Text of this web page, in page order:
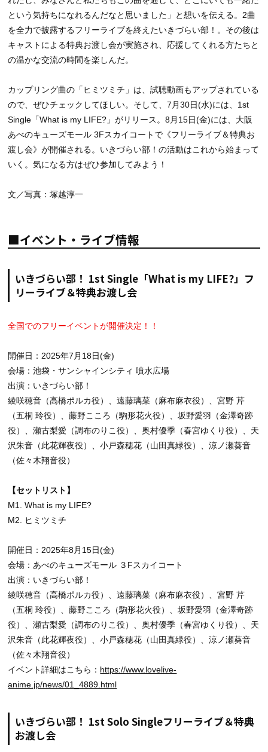
という気持ちになれるんだなと思いました」と想いを伝える。2曲
を全力で披露するフリーライブを終えたいきづらい部！。その後は
キャストによる特典お渡し会が実施され、応援してくれる方たちと
の温かな交流の時間を楽しんだ。
カップリング曲の「ヒミツミチ」は、試聴動画もアップされている
ので、ぜひチェックしてほしい。そして、7月30日(水)には、1st
Single「What is my LIFE?」がリリース。8月15日(金)には、大阪
あべのキューズモール 3Fスカイコートで《フリーライブ＆特典お
渡し会》が開催される。いきづらい部！の活動はこれから始まって
いく。気になる方はぜひ参加してみよう！
文／写真：塚越淳一
■イベント・ライブ情報
いきづらい部！ 1st Single「What is my LIFE?」フ
リーライブ＆特典お渡し会
全国でのフリーイベントが開催決定！！
開催日：2025年7月18日(金)
会場：池袋・サンシャインシティ 噴水広場
出演：いきづらい部！
綾咲穂音（高橋ポルカ役）、遠藤璃菜（麻布麻衣役）、宮野 芹
（五桐 玲役）、藤野こころ（駒形花火役）、坂野愛羽（金澤奇跡
役）、瀬古梨愛（調布のりこ役）、奥村優季（春宮ゆくり役）、天
沢朱音（此花輝夜役）、小戸森穂花（山田真緑役）、涼ノ瀬葵音
（佐々木翔音役）
【セットリスト】
M1. What is my LIFE?
M2. ヒミツミチ
開催日：2025年8月15日(金)
会場：あべのキューズモール ３Fスカイコート
出演：いきづらい部！
綾咲穂音（高橋ポルカ役）、遠藤璃菜（麻布麻衣役）、宮野 芹
（五桐 玲役）、藤野こころ（駒形花火役）、坂野愛羽（金澤奇跡
役）、瀬古梨愛（調布のりこ役）、奥村優季（春宮ゆくり役）、天
沢朱音（此花輝夜役）、小戸森穂花（山田真緑役）、涼ノ瀬葵音
（佐々木翔音役）
イベント詳細はこちら： https://www.lovelive-
anime.jp/news/01_4889.html
いきづらい部！ 1st Solo Singleフリーライブ＆特典
お渡し会